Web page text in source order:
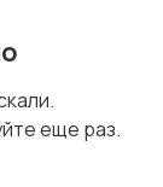
еще раз.